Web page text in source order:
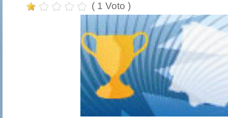
( 1 Voto )